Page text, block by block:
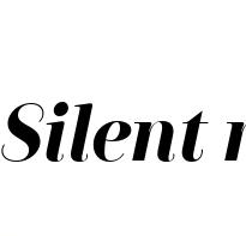
Silent